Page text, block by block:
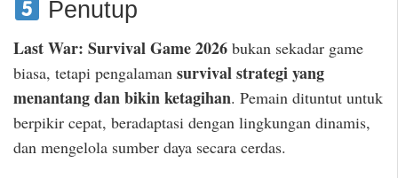
Penutup
Last War: Survival Game 2026 bukan sekadar game
biasa, tetapi pengalaman survival strategi yang
menantang dan bikin ketagihan. Pemain dituntut untuk
berpikir cepat, beradaptasi dengan lingkungan dinamis,
dan mengelola sumber daya secara cerdas.